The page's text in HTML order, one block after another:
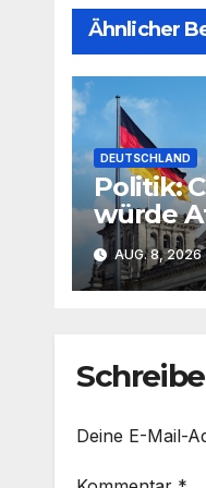
Ähnlicher
DEUTSCHLAND
Politik:
würde
im
dulden
AUG. 8, 2026
Deine E-Mail-